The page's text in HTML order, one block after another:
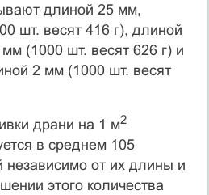
длиной 25 мм,
шт. весят 416 г), длиной
(1000 шт. весят 626 г) и
2 мм (1000 шт. весят
драни на 1 м2
в среднем 105
независимо от их длины и
этого количества